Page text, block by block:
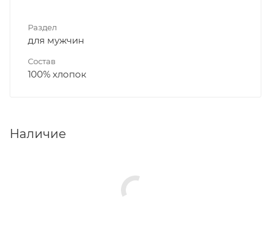
Раздел
для мужчин
Состав
100% хлопок
Наличие